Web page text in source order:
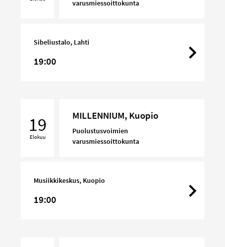
varusmiessoittokunta
Sibeliustalo, Lahti
19:00
Kuopio
19
Elokuu
MILLENNIUM, Kuopio
Puolustusvoimien
varusmiessoittokunta
Musiikkikeskus, Kuopio
19:00